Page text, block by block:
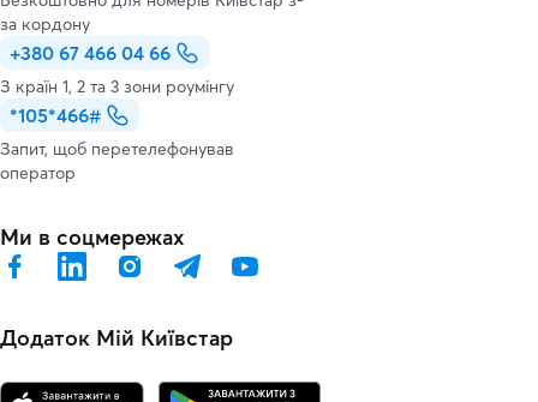
за кордону
+380 67 466 04 66
З країн 1, 2 та 3 зони роумінгу
*105*466#
Запит, щоб перетелефонував
оператор
Ми в соцмережах
Додаток Мій Київстар